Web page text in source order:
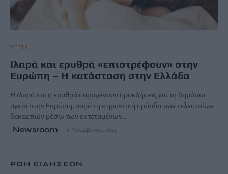
ΥΓΕΙΑ
Ιλαρά και ερυθρά «επιστρέφουν» στην
Ευρώπη – Η κατάσταση στην Ελλάδα
Η ιλαρά και η ερυθρά παραμένουν προκλήσεις για τη δημόσια
υγεία στην Ευρώπη, παρά τη σημαντική πρόοδο των τελευταίων
δεκαετιών μέσω των εκτεταμένων…
Newsroom 6 Νοεμβρίου, 2025
ΡΟΗ ΕΙΔΗΣΕΩΝ